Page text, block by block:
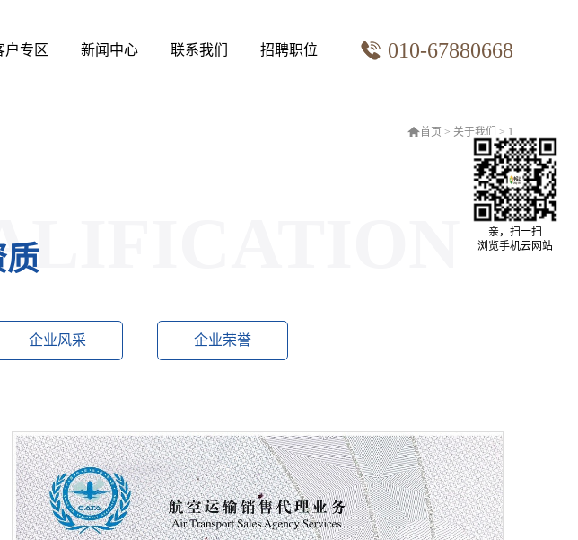
户专区 新闻中心 联系我们 招聘职位 010-67880668
首页 > 关于我们 > 1
质
企业风采 企业荣誉
亲，扫一扫
浏览手机云网站